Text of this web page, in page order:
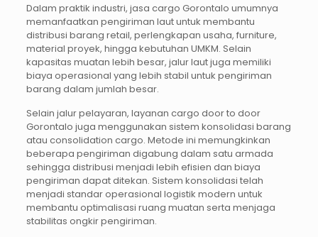
Dalam praktik industri, jasa cargo Gorontalo umumnya
memanfaatkan pengiriman laut untuk membantu
distribusi barang retail, perlengkapan usaha, furniture,
material proyek, hingga kebutuhan UMKM. Selain
kapasitas muatan lebih besar, jalur laut juga memiliki
biaya operasional yang lebih stabil untuk pengiriman
barang dalam jumlah besar.
Selain jalur pelayaran, layanan cargo door to door
Gorontalo juga menggunakan sistem konsolidasi barang
atau consolidation cargo. Metode ini memungkinkan
beberapa pengiriman digabung dalam satu armada
sehingga distribusi menjadi lebih efisien dan biaya
pengiriman dapat ditekan. Sistem konsolidasi telah
menjadi standar operasional logistik modern untuk
membantu optimalisasi ruang muatan serta menjaga
stabilitas ongkir pengiriman.